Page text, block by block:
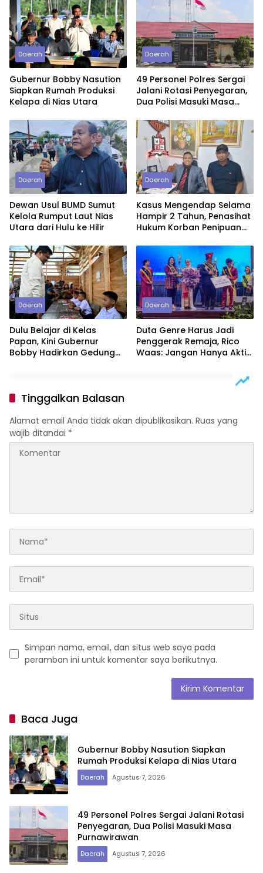
Daerah
Gubernur Bobby Nasution
Siapkan Rumah Produksi
Kelapa di Nias Utara
Daerah
49 Personel Polres Sergai
Jalani Rotasi Penyegaran,
Dua Polisi Masuki Masa
Daerah
Dewan Usul BUMD Sumut
Kelola Rumput Laut Nias
Utara dari Hulu ke Hilir
Daerah
Kasus Mengendap Selama
Hampir 2 Tahun, Penasihat
Hukum Korban Penipuan
Profesionalitas Penyidik
Polres Tebing Tinggi
Daerah
Dulu Belajar di Kelas
Papan, Kini Gubernur
Bobby Hadirkan Gedung
Daerah
Duta Genre Harus Jadi
Penggerak Remaja, Rico
Waas: Jangan Hanya Aktif
Tinggalkan Balasan
Alamat email Anda tidak akan dipublikasikan. Ruas yang
wajib ditandai *
Simpan nama, email, dan situs web saya pada
peramban ini untuk komentar saya berikutnya.
Baca Juga
Gubernur Bobby Nasution Siapkan
Rumah Produksi Kelapa di Nias Utara
Daerah Agustus 7, 2026
49 Personel Polres Sergai Jalani Rotasi
Penyegaran, Dua Polisi Masuki Masa
Purnawirawan
Daerah Agustus 7, 2026